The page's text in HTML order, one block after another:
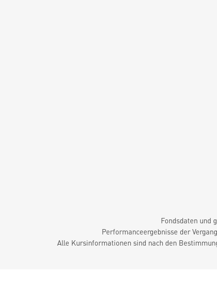
Fondsdaten und
Performanceergebnisse der
Alle Kursinformationen sind nach den